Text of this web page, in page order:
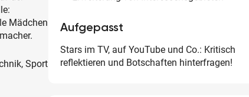
Mädchen
Sport
Aufgepasst
Stars im TV, auf YouTube und Co.: Kritisch
reflektieren und Botschaften hinterfragen!